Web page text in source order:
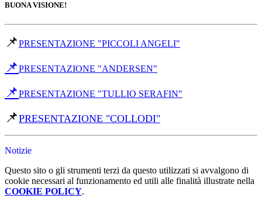
BUONA VISIONE!
📌PRESENTAZIONE "PICCOLI ANGELI"
📌PRESENTAZIONE "ANDERSEN"
📌PRESENTAZIONE "TULLIO SERAFIN"
📌PRESENTAZIONE "COLLODI"
Notizie
Questo sito o gli strumenti terzi da questo utilizzati si avvalgono di
cookie necessari al funzionamento ed utili alle finalità illustrate nella
COOKIE POLICY.